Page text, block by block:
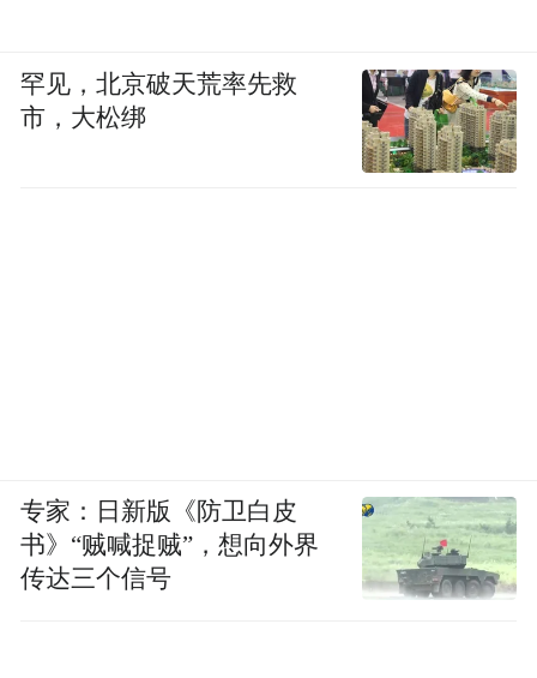
罕见，北京破天荒率先救
市，大松绑
专家：日新版《防卫白皮
书》“贼喊捉贼”，想向外界
传达三个信号